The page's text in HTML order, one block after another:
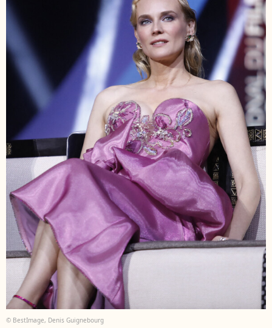
© BestImage, Denis Guignebourg